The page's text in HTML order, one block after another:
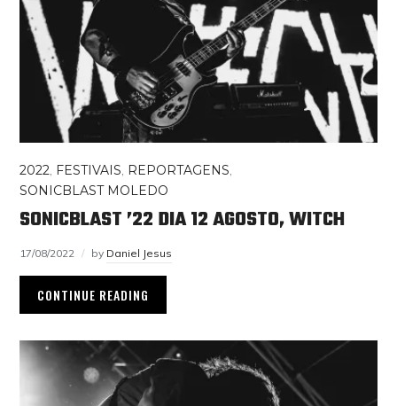
2022, FESTIVAIS, REPORTAGENS,
SONICBLAST MOLEDO
SONICBLAST ’22 DIA 12 AGOSTO, WITCH
17/08/2022 by Daniel Jesus
CONTINUE READING